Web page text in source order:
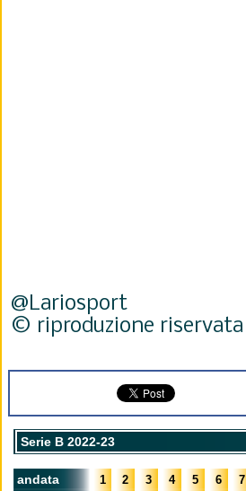
@Lariosport
© riproduzione riservata
Serie B 2022-23
andata 1 2 3 4 5 6 7